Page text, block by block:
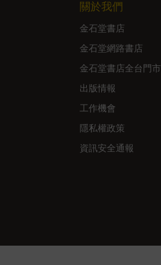
關於我們
金石堂書店
金石堂網路書店
金石堂書店全台門市
出版情報
工作機會
隱私權政策
資訊安全通報